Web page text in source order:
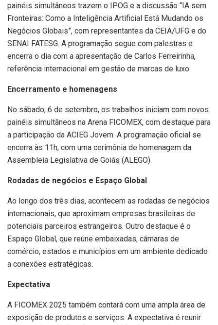
painéis simultâneos trazem o IPOG e a discussão “IA sem
Fronteiras: Como a Inteligência Artificial Está Mudando os
Negócios Globais”, com representantes da CEIA/UFG e do
SENAI FATESG. A programação segue com palestras e
encerra o dia com a apresentação de Carlos Ferreirinha,
referência internacional em gestão de marcas de luxo.
Encerramento e homenagens
No sábado, 6 de setembro, os trabalhos iniciam com novos
painéis simultâneos na Arena FICOMEX, com destaque para
a participação da ACIEG Jovem. A programação oficial se
encerra às 11h, com uma cerimônia de homenagem da
Assembleia Legislativa de Goiás (ALEGO).
Rodadas de negócios e Espaço Global
Ao longo dos três dias, acontecem as rodadas de negócios
internacionais, que aproximam empresas brasileiras de
potenciais parceiros estrangeiros. Outro destaque é o
Espaço Global, que reúne embaixadas, câmaras de
comércio, estados e municípios em um ambiente dedicado
a conexões estratégicas.
Expectativa
A FICOMEX 2025 também contará com uma ampla área de
exposição de produtos e serviços. A expectativa é reunir